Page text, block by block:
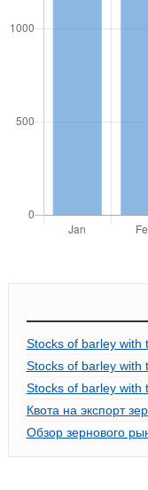
Stocks of barley with
Stocks of barley with
Stocks of barley with
Квота на экспорт
Обзор зернового